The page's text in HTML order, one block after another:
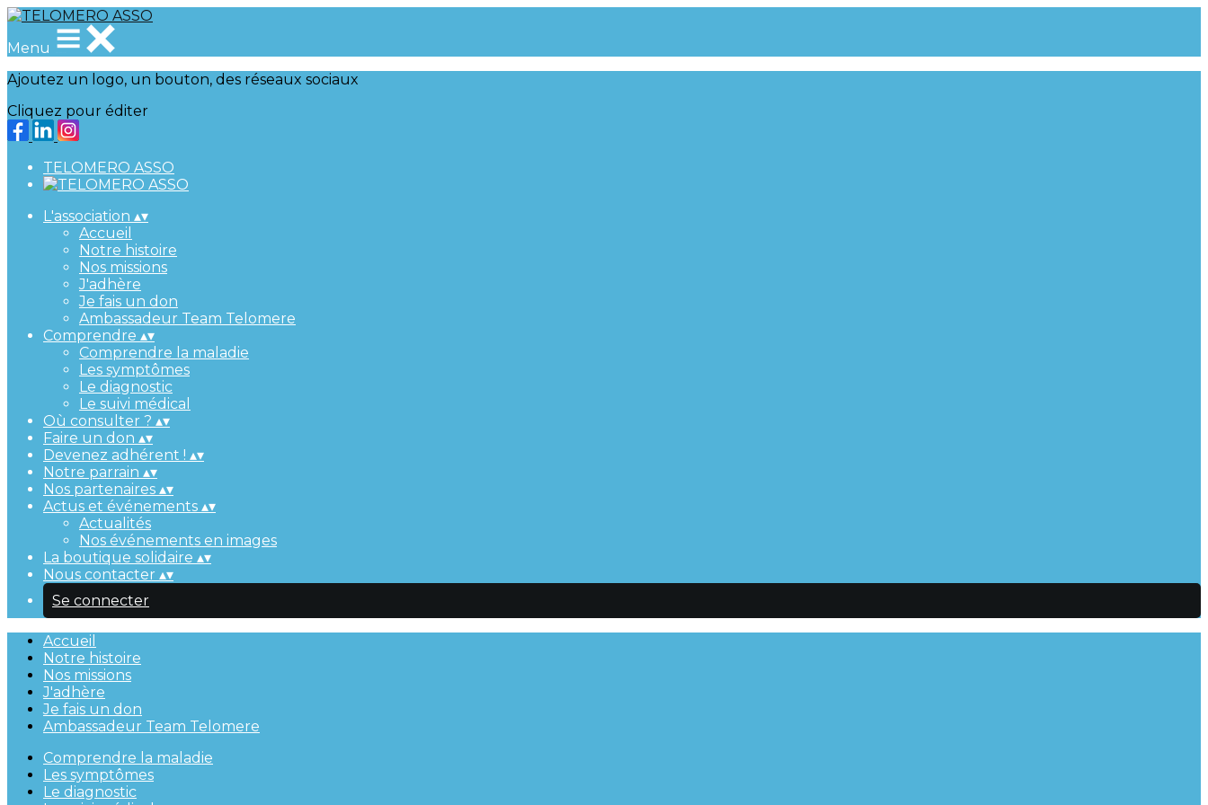
Menu
Ajoutez un logo, un bouton, des réseaux sociaux
Cliquez pour éditer
TELOMERO ASSO
L'association ▴▾
Accueil
Notre histoire
Nos missions
J'adhère
Je fais un don
Ambassadeur Team Telomere
Comprendre ▴▾
Comprendre la maladie
Les symptômes
Le diagnostic
Le suivi médical
Où consulter ? ▴▾
Faire un don ▴▾
Devenez adhérent ! ▴▾
Notre parrain ▴▾
Nos partenaires ▴▾
Actus et événements ▴▾
Actualités
Nos événements en images
La boutique solidaire ▴▾
Nous contacter ▴▾
Se connecter
Accueil
Notre histoire
Nos missions
J'adhère
Je fais un don
Ambassadeur Team Telomere
Comprendre la maladie
Les symptômes
Le diagnostic